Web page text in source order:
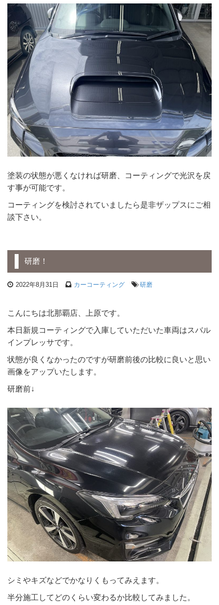
塗装の状態が悪くなければ研磨、コーティングで光沢を戻
す事が可能です。
コーティングを検討されていましたら是非ザップスにご相
談下さい。
研磨！
2022年8月31日 カーコーティング 研磨
こんにちは北那覇店、上原です。
本日新規コーティングで入庫していただいた車両はスバル
インプレッサです。
状態が良くなかったのですが研磨前後の比較に良いと思い
画像をアップいたします。
研磨前↓
シミやキズなどでかなりくもってみえます。
半分施工してどのくらい変わるか比較してみました。